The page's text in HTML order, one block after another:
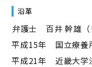
沿革
――弁護士 百井 幹雄（
平成15年 国立療養
平成21年 近畿大学